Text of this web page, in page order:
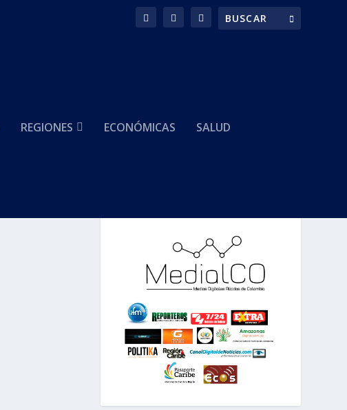
REGIONES ECONÓMICAS SALUD